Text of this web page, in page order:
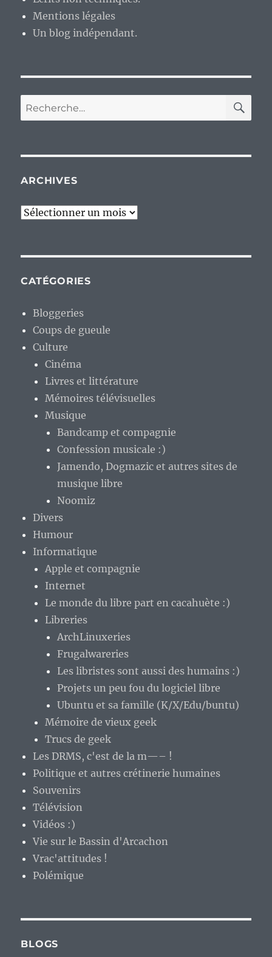
Mentions légales
Un blog indépendant.
Recherche
pour :
ARCHIVES
Archives
CATÉGORIES
Bloggeries
Coups de gueule
Culture
Cinéma
Livres et littérature
Mémoires télévisuelles
Musique
Bandcamp et compagnie
Confession musicale :)
Jamendo, Dogmazic et autres sites de
musique libre
Noomiz
Divers
Humour
Informatique
Apple et compagnie
Internet
Le monde du libre part en cacahuète :)
Libreries
ArchLinuxeries
Frugalwareries
Les libristes sont aussi des humains :)
Projets un peu fou du logiciel libre
Ubuntu et sa famille (K/X/Edu/buntu)
Mémoire de vieux geek
Trucs de geek
Les DRMS, c'est de la m—– !
Politique et autres crétinerie humaines
Souvenirs
Télévision
Vidéos :)
Vie sur le Bassin d'Arcachon
Vrac'attitudes !
Polémique
BLOGS